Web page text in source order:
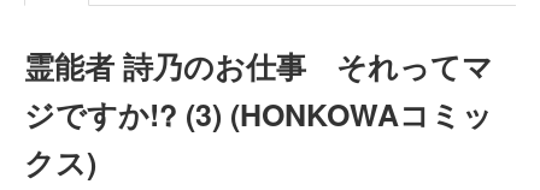
購入管理
Myシェルフ
プレミアム
霊能者 詩乃のお仕事 それってマ
ジですか!? (3) (HONKOWAコミッ
クス)